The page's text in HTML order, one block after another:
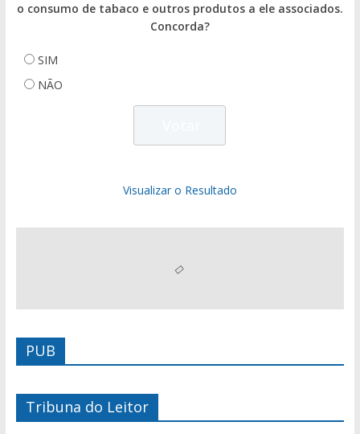
o consumo de tabaco e outros produtos a ele associados.
Concorda?
SIM
NÃO
Visualizar o Resultado
PUB
Tribuna do Leitor